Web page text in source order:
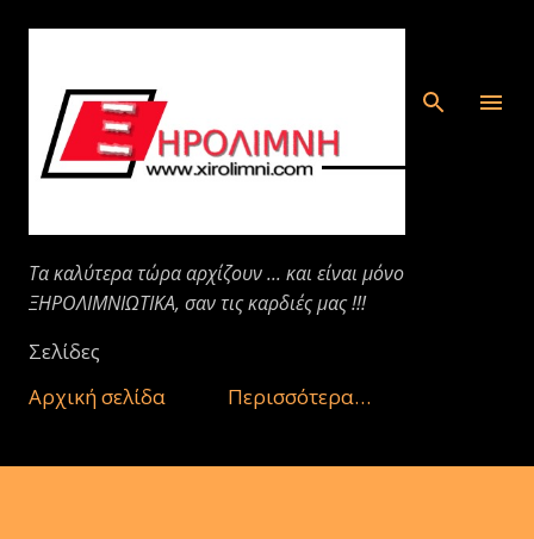
Μετάβαση στο κύριο περιεχόμενο
Τα καλύτερα τώρα αρχίζουν ... και είναι μόνο
ΞΗΡΟΛΙΜΝΙΩΤΙΚΑ, σαν τις καρδιές μας !!!
Σελίδες
Αρχική σελίδα
Περισσότερα…